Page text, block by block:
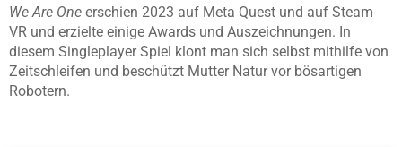
We Are One erschien 2023 auf Meta Quest und auf Steam
VR und erzielte einige Awards und Auszeichnungen. In
diesem Singleplayer Spiel klont man sich selbst mithilfe von
Zeitschleifen und beschützt Mutter Natur vor bösartigen
Robotern.